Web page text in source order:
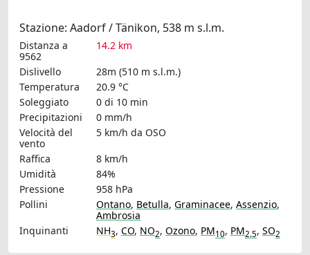
Stazione: Aadorf / Tänikon, 538 m s.l.m.
Distanza a
9562
14.2 km
Dislivello
28m (510 m s.l.m.)
Temperatura
20.9 °C
Soleggiato
0 di 10 min
Precipitazioni
0 mm/h
Velocità del
vento
5 km/h da OSO
Raffica
8 km/h
Umidità
84%
Pressione
958 hPa
Pollini
Ontano, Betulla, Graminacee, Assenzio,
Ambrosia
Inquinanti
NH3, CO, NO2, Ozono, PM10, PM2.5, SO2